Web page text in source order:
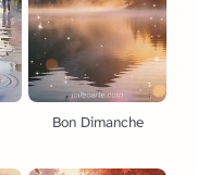
Bon Dimanche